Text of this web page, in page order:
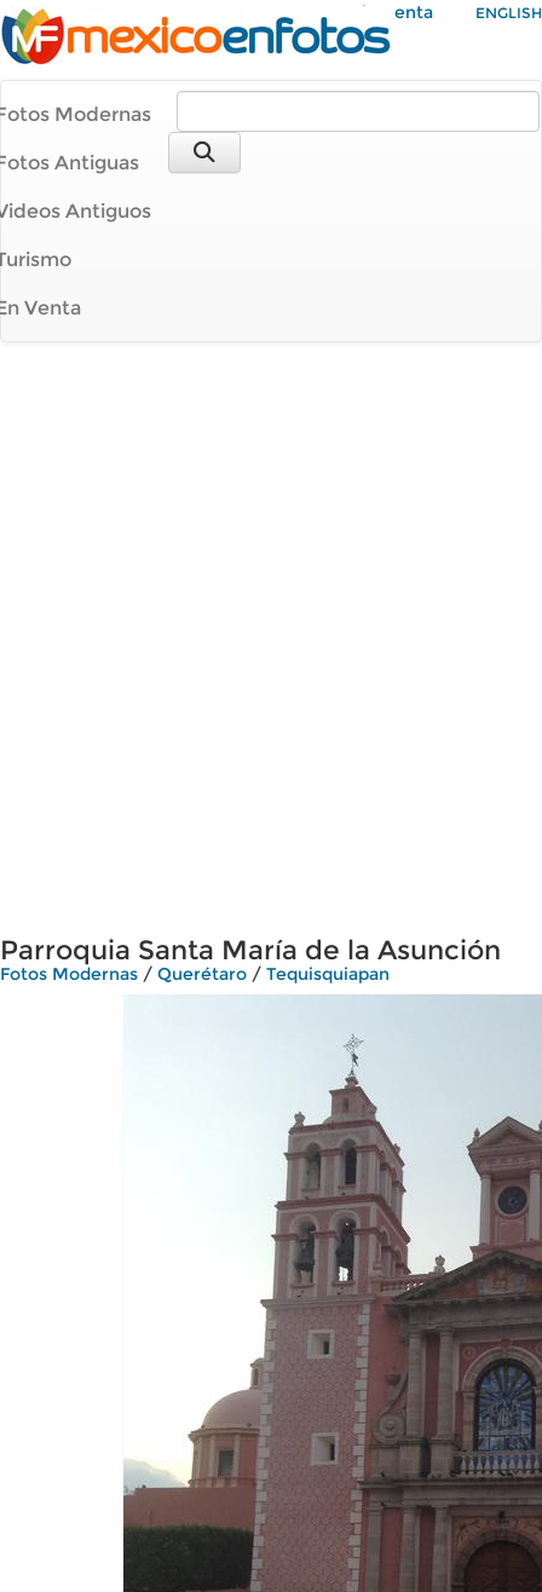
Mi Cuenta ENGLISH
Modernas
Antiguas
Antiguos
Venta
Parroquia Santa María de la Asunción
Fotos Modernas / Querétaro / Tequisquiapan